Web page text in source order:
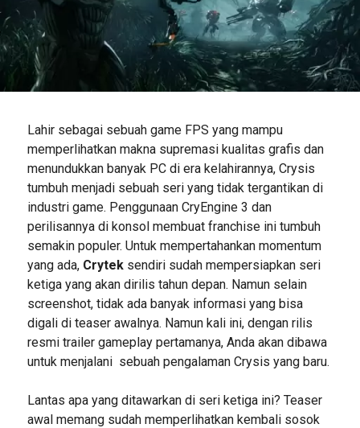
Lahir sebagai sebuah game FPS yang mampu
memperlihatkan makna supremasi kualitas grafis dan
menundukkan banyak PC di era kelahirannya, Crysis
tumbuh menjadi sebuah seri yang tidak tergantikan di
industri game. Penggunaan CryEngine 3 dan
perilisannya di konsol membuat franchise ini tumbuh
semakin populer. Untuk mempertahankan momentum
yang ada, Cryteksendiri sudah mempersiapkan seri
ketiga yang akan dirilis tahun depan. Namun selain
screenshot, tidak ada banyak informasi yang bisa
digali di teaser awalnya. Namun kali ini, dengan rilis
resmi trailer gameplay pertamanya, Anda akan dibawa
untuk menjalani sebuah pengalaman Crysis yang baru.
Lantas apa yang ditawarkan di seri ketiga ini? Teaser
awal memang sudah memperlihatkan kembali sosok